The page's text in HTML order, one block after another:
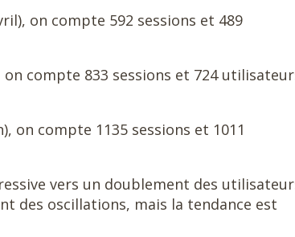
on compte 592 sessions et 489
compte 833 sessions et 724
on compte 1135 sessions et 1011
vers un doublement des
des oscillations, mais la tendance est